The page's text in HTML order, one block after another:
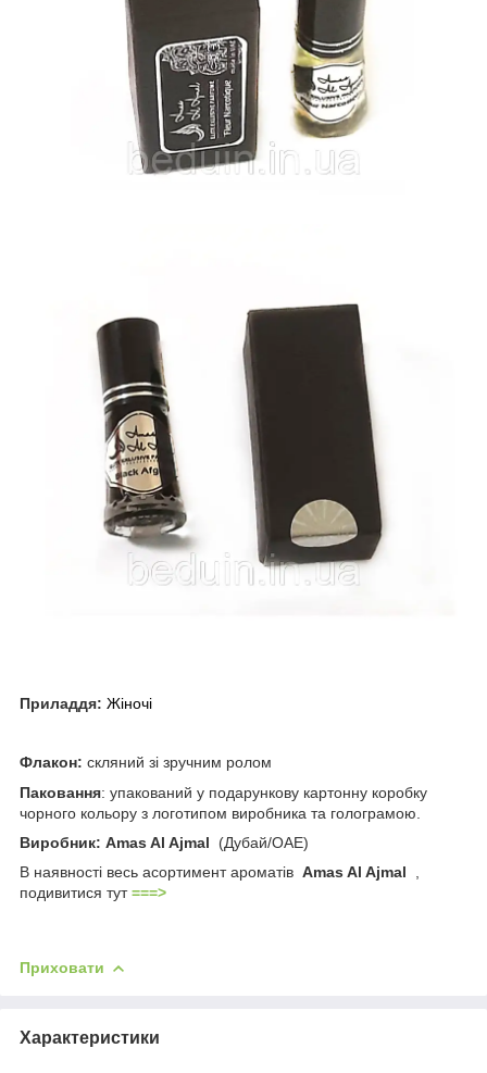
Приладдя: Жіночі
Флакон: скляний зі зручним ролом
Паковання: упакований у подарункову картонну коробку
чорного кольору з логотипом виробника та голограмою.
Виробник: Amas Al Ajmal
(Дубай/ОАЕ)
В наявності весь асортимент ароматів Amas Al Ajmal
подивитися тут===>
Приховати
Характеристики